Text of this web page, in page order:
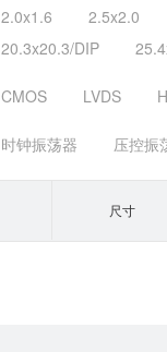
2.0x1.6 2.5x2.0
20.3x20.3/DIP
CMOS LVDS
时钟振荡器 压控振
尺寸